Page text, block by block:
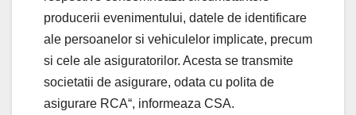
producerii evenimentului, datele de identificare
ale persoanelor si vehiculelor implicate, precum
si cele ale asiguratorilor. Acesta se transmite
societatii de asigurare, odata cu polita de
asigurare RCA“, informeaza CSA.